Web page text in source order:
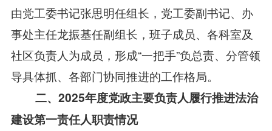
由党工委书记张思明任组长，党工委副书记、办
事处主任龙振基任副组长，班子成员、各科室及
社区负责人为成员，形成“一把手”负总责、分管领
导具体抓、各部门协同推进的工作格局。
二、2025年度党政主要负责人履行推进法治
建设第一责任人职责情况